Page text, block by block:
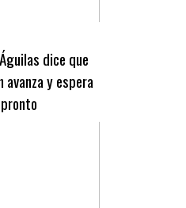
dice que
y espera